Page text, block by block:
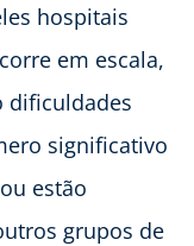
hospitais
em escala,
dificuldades
significativo
estão
grupos de